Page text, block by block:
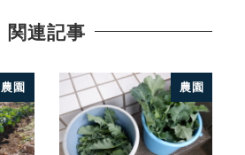
関連記事
農園 農園